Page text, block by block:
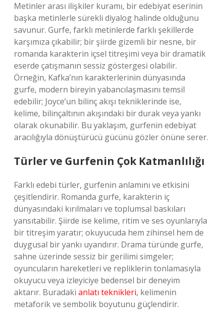
Metinler arası ilişkiler kuramı, bir edebiyat eserinin
başka metinlerle sürekli diyalog halinde olduğunu
savunur. Gurfe, farklı metinlerde farklı şekillerde
karşımıza çıkabilir; bir şiirde gizemli bir nesne, bir
romanda karakterin içsel titreşimi veya bir dramatik
eserde çatışmanın sessiz göstergesi olabilir.
Örneğin, Kafka’nın karakterlerinin dünyasında
gurfe, modern bireyin yabancılaşmasını temsil
edebilir; Joyce’un bilinç akışı tekniklerinde ise,
kelime, bilinçaltının akışındaki bir durak veya yankı
olarak okunabilir. Bu yaklaşım, gurfenin edebiyat
aracılığıyla dönüştürücü gücünü gözler önüne serer.
Türler ve Gurfenin Çok Katmanlılığı
Farklı edebi türler, gurfenin anlamını ve etkisini
çeşitlendirir. Romanda gurfe, karakterin iç
dünyasındaki kırılmaları ve toplumsal baskıları
yansıtabilir. Şiirde ise kelime, ritim ve ses oyunlarıyla
bir titreşim yaratır; okuyucuda hem zihinsel hem de
duygusal bir yankı uyandırır. Drama türünde gurfe,
sahne üzerinde sessiz bir gerilimi simgeler;
oyuncuların hareketleri ve repliklerin tonlamasıyla
okuyucu veya izleyiciye bedensel bir deneyim
aktarır. Buradaki anlatı teknikleri, kelimenin
metaforik ve sembolik boyutunu güçlendirir.